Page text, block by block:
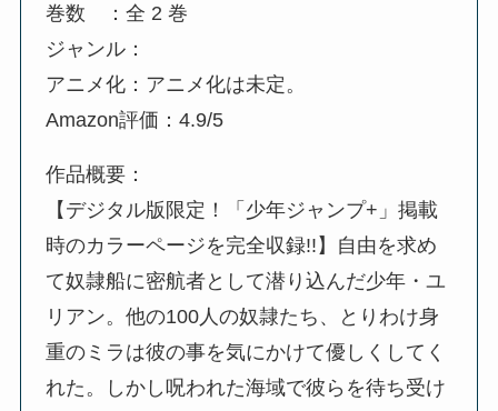
巻数 ：全 2 巻
ジャンル：
アニメ化：アニメ化は未定。
Amazon評価：4.9/5
作品概要：
【デジタル版限定！「少年ジャンプ+」掲載
時のカラーページを完全収録!!】自由を求め
て奴隷船に密航者として潜り込んだ少年・ユ
リアン。他の100人の奴隷たち、とりわけ身
重のミラは彼の事を気にかけて優しくしてく
れた。しかし呪われた海域で彼らを待ち受け